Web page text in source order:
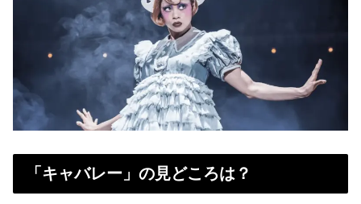
「キャバレー」の見どころは？